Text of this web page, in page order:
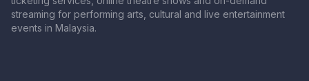
streaming for performing arts, cultural and live entertainment
events in Malaysia.